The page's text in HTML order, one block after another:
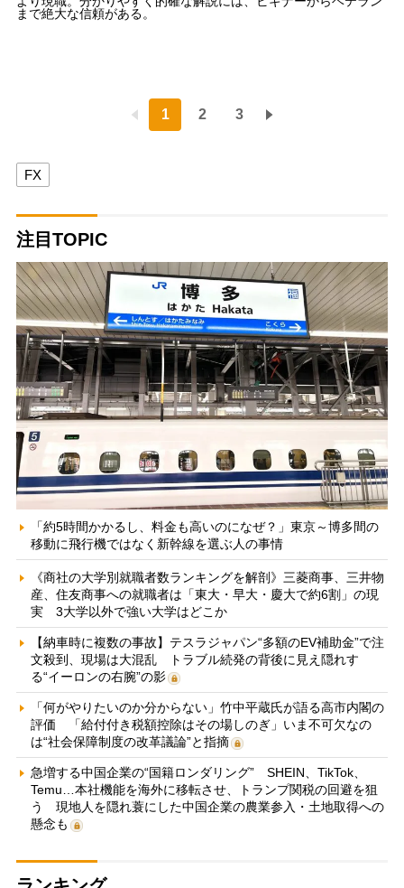
まで絶大な信頼がある。
1 2 3
FX
注目TOPIC
「約5時間かかるし、料金も高いのになぜ？」東京～博多間の
移動に飛行機ではなく新幹線を選ぶ人の事情
《商社の大学別就職者数ランキングを解剖》三菱商事、三井物
産、住友商事への就職者は「東大・早大・慶大で約6割」の現
実 3大学以外で強い大学はどこか
【納車時に複数の事故】テスラジャパン“多額のEV補助金”で注
文殺到、現場は大混乱 トラブル続発の背後に見え隠れす
る“イーロンの右腕”の影
「何がやりたいのか分からない」竹中平蔵氏が語る高市内閣の
評価 「給付付き税額控除はその場しのぎ」いま不可欠なの
は“社会保障制度の改革議論”と指摘
急増する中国企業の“国籍ロンダリング” SHEIN、TikTok、
Temu…本社機能を海外に移転させ、トランプ関税の回避を狙
う 現地人を隠れ蓑にした中国企業の農業参入・土地取得への
懸念も